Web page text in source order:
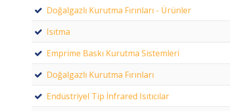
Doğalgazlı Kurutma Fırınları - Ürünler
Isıtma
Emprime Baskı Kurutma Sistemleri
Doğalgazlı Kurutma Fırınları
Endüstriyel Tip İnfrared Isıtıcılar